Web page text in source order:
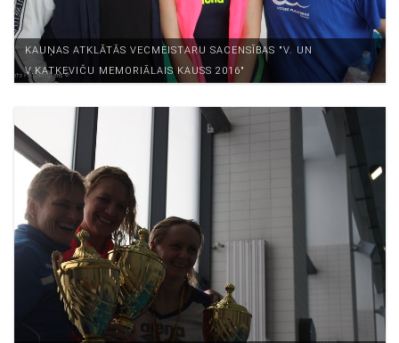
KAUŅAS ATKLĀTĀS VECMEISTARU SACENSĪBAS "V. UN
V.KATKEVIČU MEMORIĀLAIS KAUSS 2016"